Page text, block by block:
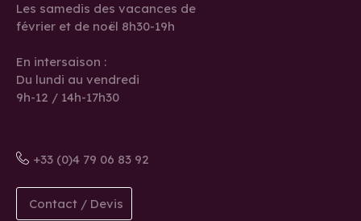
Les samedis des vacances de
février et de noël 8h30-19h
En intersaison :
Du lundi au vendredi
9h-12 / 14h-17h30
+33 (0)4 79 06 83 92
Contact / Devis